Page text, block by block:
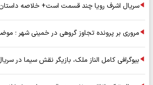
سریال اشرف رویا چند قسمت است+ خلاصه داستان
مروری بر پرونده تجاوز گروهی در خمینی شهر ؛
بیوگرافی کامل الناز ملک، بازیگر نقش سیما در